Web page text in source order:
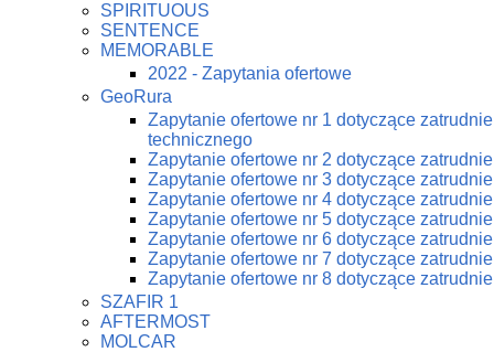
SPIRITUOUS
SENTENCE
MEMORABLE
2022 - Zapytania ofertowe
GeoRura
Zapytanie ofertowe nr 1 dotyczące
technicznego
Zapytanie ofertowe nr 2 dotyczące
Zapytanie ofertowe nr 3 dotyczące
Zapytanie ofertowe nr 4 dotyczące
Zapytanie ofertowe nr 5 dotyczące
Zapytanie ofertowe nr 6 dotyczące
Zapytanie ofertowe nr 7 dotyczące
Zapytanie ofertowe nr 8 dotyczące
SZAFIR 1
AFTERMOST
MOLCAR